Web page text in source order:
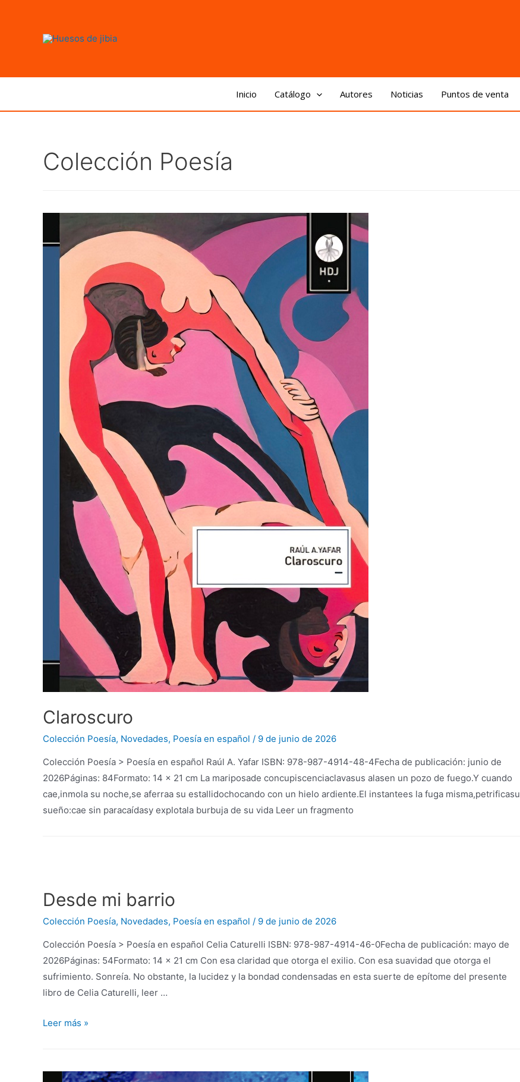
Inicio Catálogo Autores Noticias Puntos de venta
Colección Poesía
Claroscuro
Colección Poesía, Novedades, Poesía en español / 9 de junio de 2026
Colección Poesía > Poesía en español Raúl A. Yafar ISBN: 978-987-4914-48-4Fecha de publicación: junio de
2026Páginas: 84Formato: 14 x 21 cm La mariposade concupiscenciaclavasus alasen un pozo de fuego.Y cuando
cae,inmola su noche,se aferraa su estallidochocando con un hielo ardiente.El instantees la fuga misma,petrificasu
sueño:cae sin paracaídasy explotala burbuja de su vida Leer un fragmento
Desde mi barrio
Colección Poesía, Novedades, Poesía en español / 9 de junio de 2026
Colección Poesía > Poesía en español Celia Caturelli ISBN: 978-987-4914-46-0Fecha de publicación: mayo de
2026Páginas: 54Formato: 14 x 21 cm Con esa claridad que otorga el exilio. Con esa suavidad que otorga el
sufrimiento. Sonreía. No obstante, la lucidez y la bondad condensadas en esta suerte de epítome del presente
libro de Celia Caturelli, leer …
Leer más »